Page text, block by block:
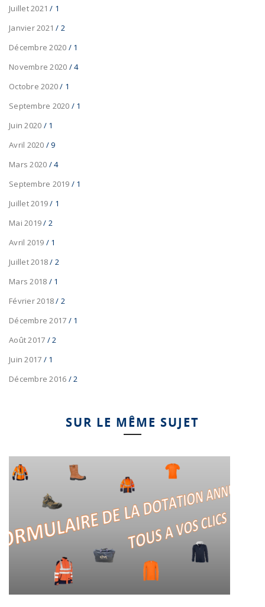
Juillet 2021 / 1
Janvier 2021 / 2
Décembre 2020 / 1
Novembre 2020 / 4
Octobre 2020/ 1
Septembre 2020 / 1
Juin 2020 / 1
Avril 2020 / 9
Mars 2020 / 4
Septembre 2019 / 1
Juillet 2019/ 1
Mai 2019/ 2
Avril 2019 / 1
Juillet 2018/ 2
Mars 2018 / 1
Février 2018/ 2
Décembre 2017 / 1
Août 2017 / 2
Juin 2017 / 1
Décembre 2016 / 2
SUR LE MÊME SUJET